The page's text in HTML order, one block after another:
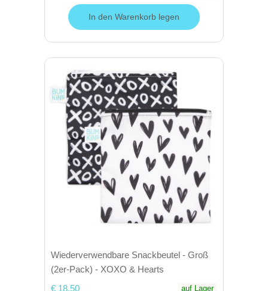
In den Warenkorb legen
Wiederverwendbare Snackbeutel - Groß
(2er-Pack) - XOXO & Hearts
€ 18,50
auf Lager